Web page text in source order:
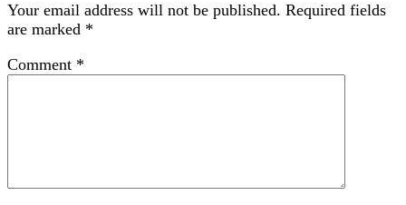
Your email address will not be published. Required fields
are marked *
Comment *